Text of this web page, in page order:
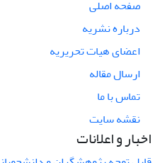
صفحه اصلی
درباره نشریه
اعضای هیات تحریریه
ارسال مقاله
تماس با ما
نقشه سایت
اخبار و اعلانات